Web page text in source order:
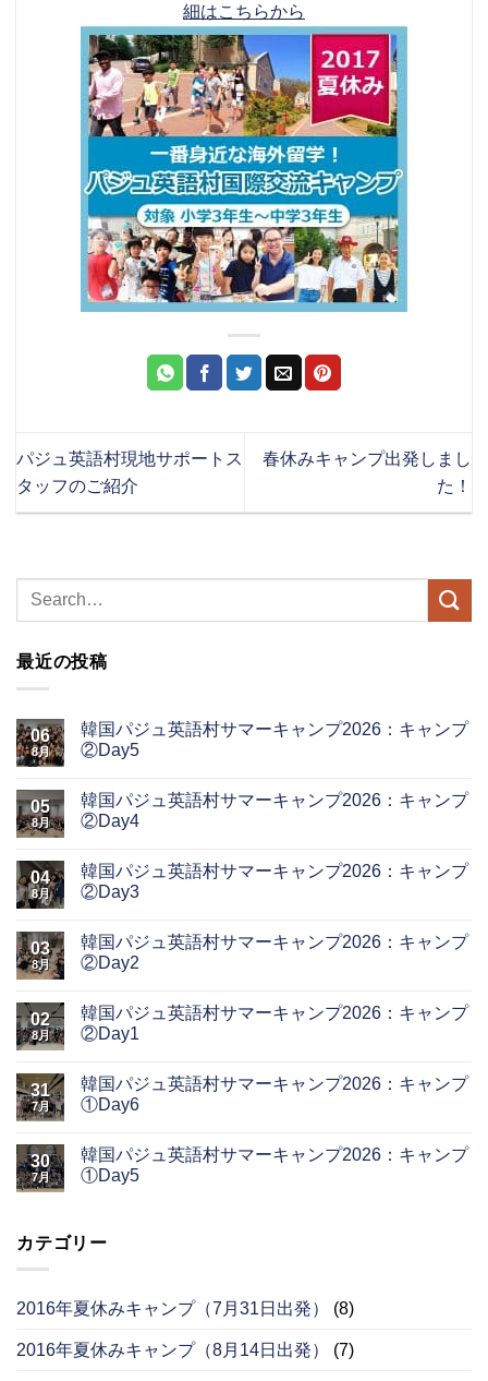
細はこちらから
パジュ英語村現地サポートス
タッフのご紹介
春休みキャンプ出発しまし
た！
最近の投稿
06
8月
韓国パジュ英語村サマーキャンプ2026：キャンプ
②Day5
05
8月
韓国パジュ英語村サマーキャンプ2026：キャンプ
②Day4
04
8月
韓国パジュ英語村サマーキャンプ2026：キャンプ
②Day3
03
8月
韓国パジュ英語村サマーキャンプ2026：キャンプ
②Day2
02
8月
韓国パジュ英語村サマーキャンプ2026：キャンプ
②Day1
31
7月
韓国パジュ英語村サマーキャンプ2026：キャンプ
①Day6
30
7月
韓国パジュ英語村サマーキャンプ2026：キャンプ
①Day5
カテゴリー
2016年夏休みキャンプ（7月31日出発） (8)
2016年夏休みキャンプ（8月14日出発） (7)